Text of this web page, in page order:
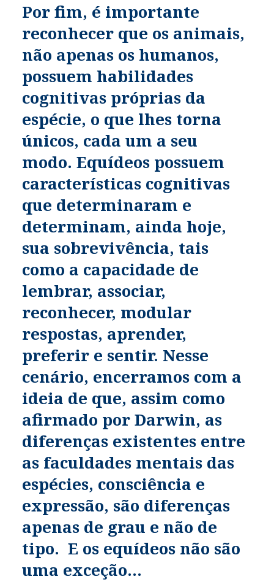
Por fim, é importante
reconhecer que os animais,
não apenas os humanos,
possuem habilidades
cognitivas próprias da
espécie, o que lhes torna
únicos, cada um a seu
modo. Equídeos possuem
características cognitivas
que determinaram e
determinam, ainda hoje,
sua sobrevivência, tais
como a capacidade de
lembrar, associar,
reconhecer, modular
respostas, aprender,
preferir e sentir. Nesse
cenário, encerramos com a
ideia de que, assim como
afirmado por Darwin, as
diferenças existentes entre
as faculdades mentais das
espécies, consciência e
expressão, são diferenças
apenas de grau e não de
tipo. E os equídeos não são
uma exceção…